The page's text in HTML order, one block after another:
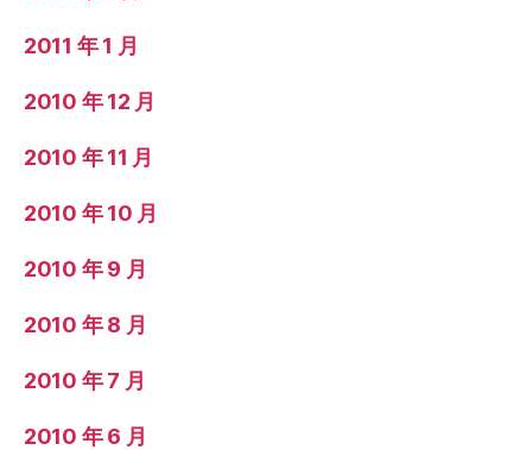
2011 年 1 月
2010 年 12 月
2010 年 11 月
2010 年 10 月
2010 年 9 月
2010 年 8 月
2010 年 7 月
2010 年 6 月